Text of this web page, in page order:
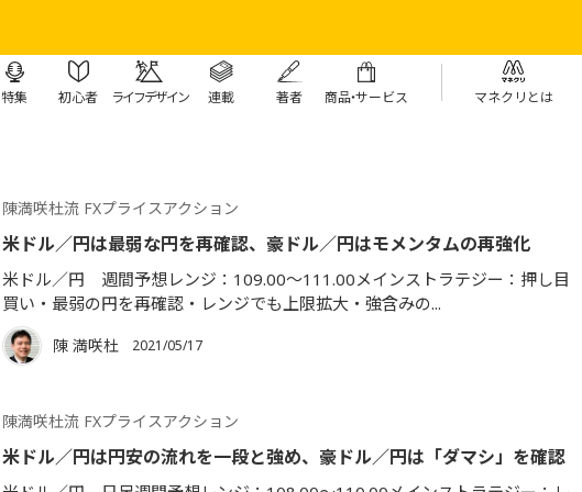
特集 初心者 ライフデザイン 連載 著者 商品・サービス マネクリとは
陳満咲杜流 FXプライスアクション
米ドル／円は最弱な円を再確認、豪ドル／円はモメンタムの再強化
米ドル／円 週間予想レンジ：109.00～111.00メインストラテジー：押し目
買い・最弱の円を再確認・レンジでも上限拡大・強含みの...
陳 満咲杜 2021/05/17
陳満咲杜流 FXプライスアクション
米ドル／円は円安の流れを一段と強め、豪ドル／円は「ダマシ」を確認